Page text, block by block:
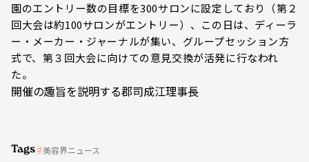
園のエントリー数の目標を300サロンに設定しており（第２
回大会は約100サロンがエントリー）、この日は、ディーラ
ー・メーカー・ジャーナルが集い、グループセッション方
式で、第３回大会に向けての意見交換が活発に行なわれ
た。
開催の趣旨を説明する郡司成江理事長
Tags 美容界ニュース